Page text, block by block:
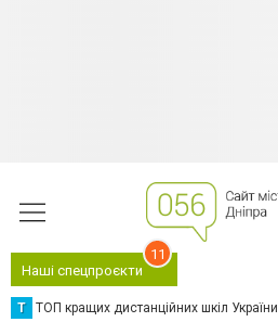
Наші спецпроєкти
11
Т ТОП кращих дистанційних шкіл України